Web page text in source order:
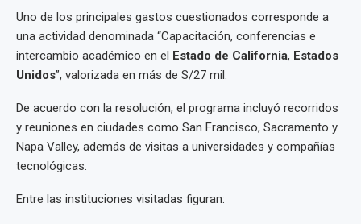
Uno de los principales gastos cuestionados corresponde a
una actividad denominada “Capacitación, conferencias e
intercambio académico en el
Estado de California, Estados
Unidos”, valorizada en más de S/27 mil.
De acuerdo con la resolución, el programa incluyó recorridos
y reuniones en ciudades como San Francisco, Sacramento y
Napa Valley, además de visitas a universidades y compañías
tecnológicas.
Entre las instituciones visitadas figuran: